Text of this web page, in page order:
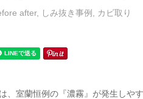
after, しみ抜き事例 カビ取り
、室蘭恒例の『濃霧』が発生しやす